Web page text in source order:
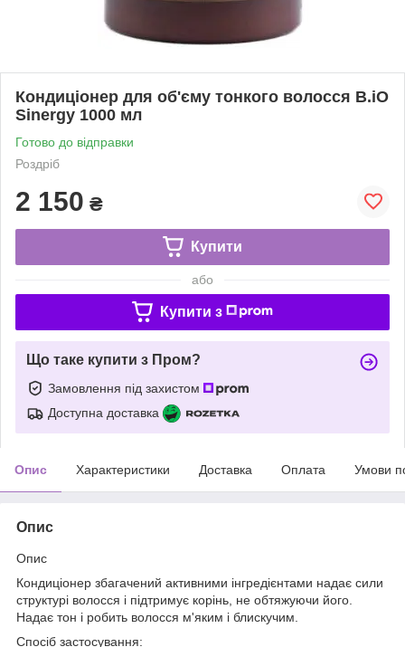
Кондиціонер для об'єму тонкого волосся B.iO
Sinergy 1000 мл
Готово до відправки
Роздріб
2 150 ₴
Купити
або
Купити з
Що таке купити з Пром?
Замовлення під захистом
Доступна доставка
Опис Характеристики Доставка Оплата Умови
Опис
Опис
Кондиціонер збагачений активними інгредієнтами надає сили
структурі волосся і підтримує корінь, не обтяжуючи його.
Надає тон і робить волосся м'яким і блискучим.
Спосіб застосування: